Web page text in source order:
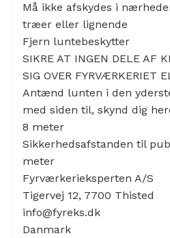
Må ikke afskydes i
træer eller lignende
Fjern luntebeskytter
SIKRE AT INGEN DELE AF
SIG OVER FYRVÆRKERIET
Antænd lunten i den
med siden til, skynd dig
8 meter
Sikkerhedsafstanden til
meter
Fyrværkerieksperten A/S
Tigervej 12, 7700 Thisted
info@fyreks.dk
Danmark